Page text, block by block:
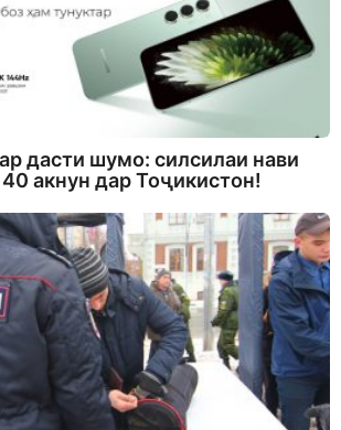
дасти шумо: силсилаи нави
40 акнун дар Тоҷикистон!